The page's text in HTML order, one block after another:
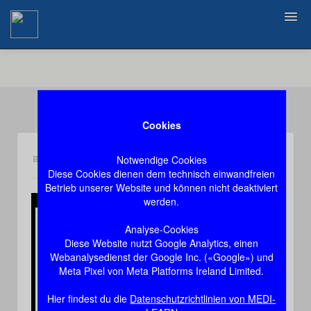
Cookies
Notwendige Cookies
Diese Cookies dienen dem technisch einwandfreien
Betrieb unserer Website und können nicht deaktiviert
werden.
Analyse-Cookies
Diese Website nutzt Google Analytics, einen
Webanalysedienst der Google Inc. («Google») und
Meta Pixel von Meta Platforms Ireland Limited.
Hier findest du die Datenschutzrichtlinien von MEDI-
Demozugang, das Video stoppt nach 60 Sekunden
Video